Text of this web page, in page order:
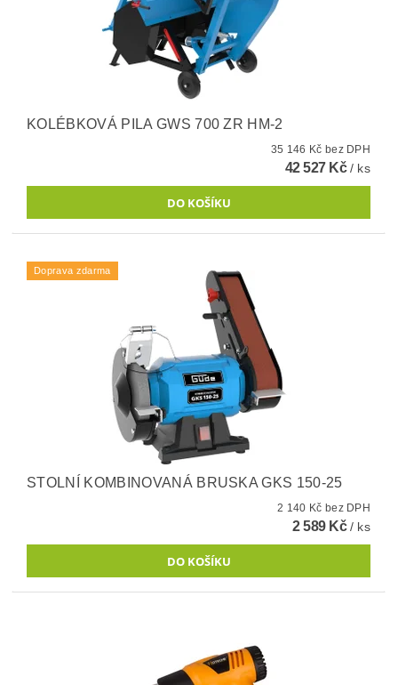
KOLÉBKOVÁ PILA GWS 700 ZR HM-2
35 146 Kč bez DPH
42 527 Kč/ ks
Doprava zdarma
STOLNÍ KOMBINOVANÁ BRUSKA GKS 150-25
2 140 Kč bez DPH
2 589 Kč/ ks